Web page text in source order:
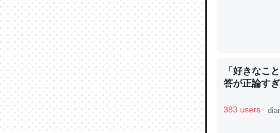
─ニュース ::
論文では「
は」とあっ
チンを強化
─ニュース ::
「好きなこ
答が正論す
383 users